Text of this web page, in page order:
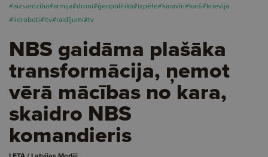
#aizsardzība#armija#droni#ģeopolitika#izpēte#karavīri#karš#krievija
#lidroboti#ltv#raidījumi#tv
NBS gaidāma plašāka
transformācija, ņemot
vērā mācības no kara,
skaidro NBS
komandieris